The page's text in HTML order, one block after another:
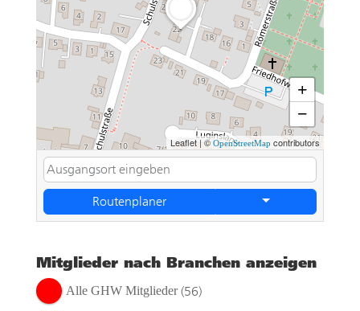
+
−
Leaflet|©OpenStreetMap contributors
Routenplaner
Mitglieder nach Branchen anzeigen
Alle GHW Mitglieder (56)